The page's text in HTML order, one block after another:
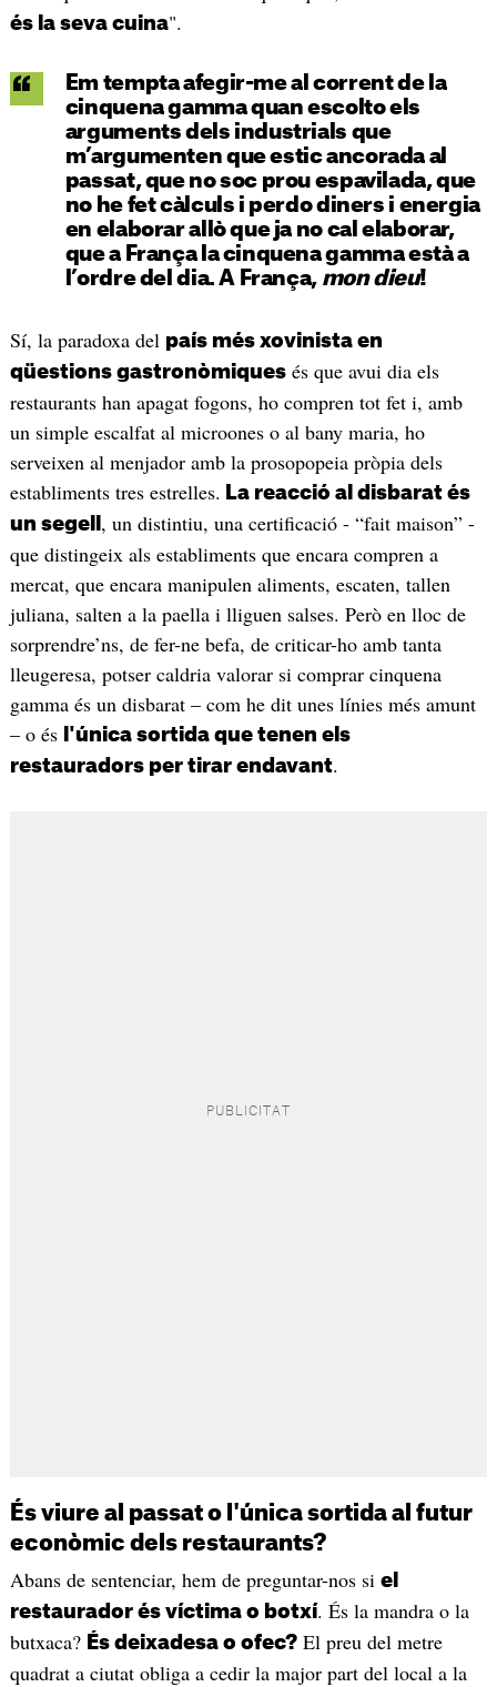
és la seva cuina".
Em tempta afegir-me al corrent de la
cinquena gamma quan escolto els
arguments dels industrials que
m’argumenten que estic ancorada al
passat, que no soc prou espavilada, que
no he fet càlculs i perdo diners i energia
en elaborar allò que ja no cal elaborar,
que a França la cinquena gamma està a
l’ordre del dia. A França, mon dieu!
Sí, la paradoxa del país més xovinista en
qüestions gastronòmiquesés que avui dia els
restaurants han apagat fogons, ho compren tot fet i, amb
un simple escalfat al microones o al bany maria, ho
serveixen al menjador amb la prosopopeia pròpia dels
establiments tres estrelles. La reacció al disbarat és
un segell , un distintiu, una certificació - “fait maison” -
que distingeix als establiments que encara compren a
mercat, que encara manipulen aliments, escaten, tallen
juliana, salten a la paella i lliguen salses. Però en lloc de
sorprendre’ns, de fer-ne befa, de criticar-ho amb tanta
lleugeresa, potser caldria valorar si comprar cinquena
gamma és un disbarat – com he dit unes línies més amunt
– o és
l'única sortida que tenen els
restauradors per tirar endavant.
És viure al passat o l'única sortida al futur
econòmic dels restaurants?
Abans de sentenciar, hem de preguntar-nos si el
restaurador és víctima o botxí. És la mandra o la
butxaca? És deixadesa o ofec?El preu del metre
quadrat a ciutat obliga a cedir la major part del local a la